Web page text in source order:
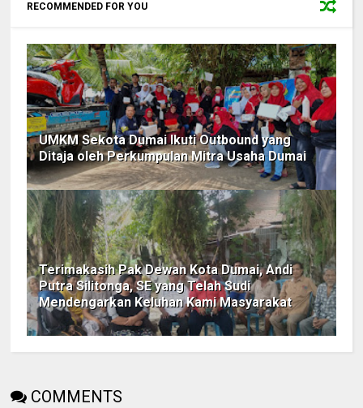
RECOMMENDED FOR YOU
UMKM Sekota Dumai Ikuti Outbound yang
Ditaja oleh Perkumpulan Mitra Usaha Dumai
Terimakasih Pak Dewan Kota Dumai, Andi
Putra Silitonga, SE yang Telah Sudi
Mendengarkan Keluhan Kami Masyarakat
COMMENTS